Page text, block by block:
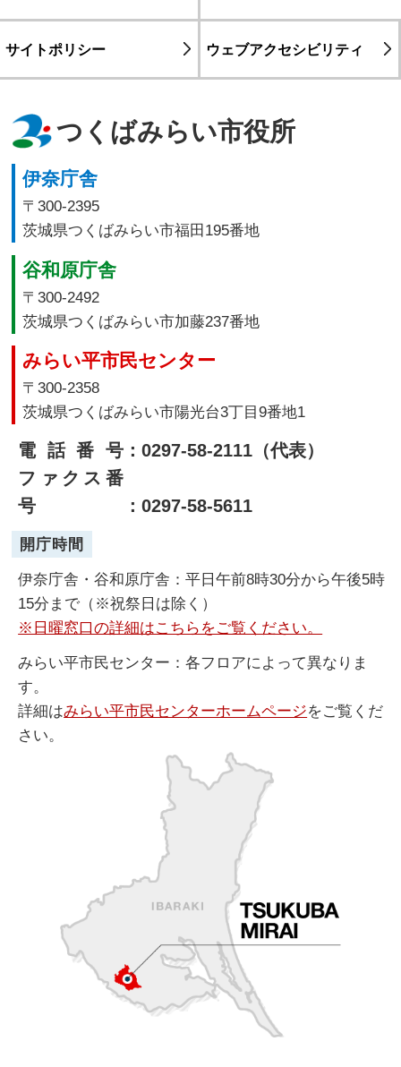
サイトポリシー ウェブアクセシビリティ
つくばみらい市役所
伊奈庁舎
〒300-2395
茨城県つくばみらい市福田195番地
谷和原庁舎
〒300-2492
茨城県つくばみらい市加藤237番地
みらい平市民センター
〒300-2358
茨城県つくばみらい市陽光台3丁目9番地1
電話番号：0297-58-2111（代表）
ファクス番
号
：0297-58-5611
開庁時間
伊奈庁舎・谷和原庁舎：平日午前8時30分から午後5時
15分まで（※祝祭日は除く）
※日曜窓口の詳細はこちらをご覧ください。
みらい平市民センター：各フロアによって異なりま
す。
詳細はみらい平市民センターホームページをご覧くだ
さい。